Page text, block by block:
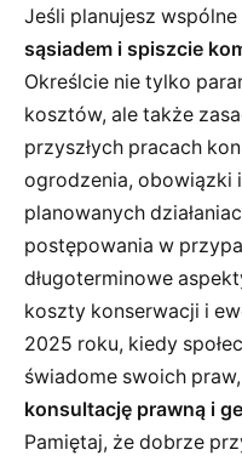
Jeśli planujesz
sąsiadem i spiszcie
Określcie nie tylko
kosztów, ale także
przyszłych pracach
ogrodzenia, obowiązki
planowanych
postępowania w
długoterminowe
koszty konserwacji i
2025 roku, kiedy
świadome swoich praw,
konsultację prawną i
Pamiętaj, że dobrze